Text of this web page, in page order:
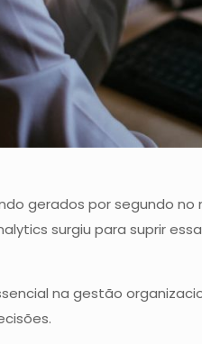
gerados por segundo
surgiu para suprir
na gestão